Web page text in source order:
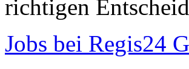
richtigen
Jobs bei Regis24